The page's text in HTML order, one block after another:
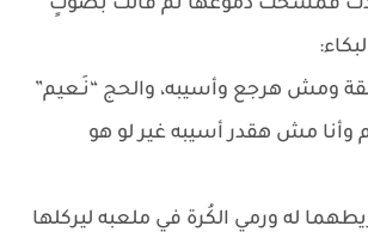
فمسحت دموعها ثم قالت بصوتٍ
ومش هرجع وأسيبه، والحج “نَـعيم”
وأنا مش هقدر أسيبه غير لو هو
له ورمي الكُرة في ملعبه ليركلها